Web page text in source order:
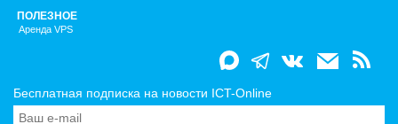
ПОЛЕЗНОЕ
Аренда VPS
Бесплатная подписка на новости ICT-Online